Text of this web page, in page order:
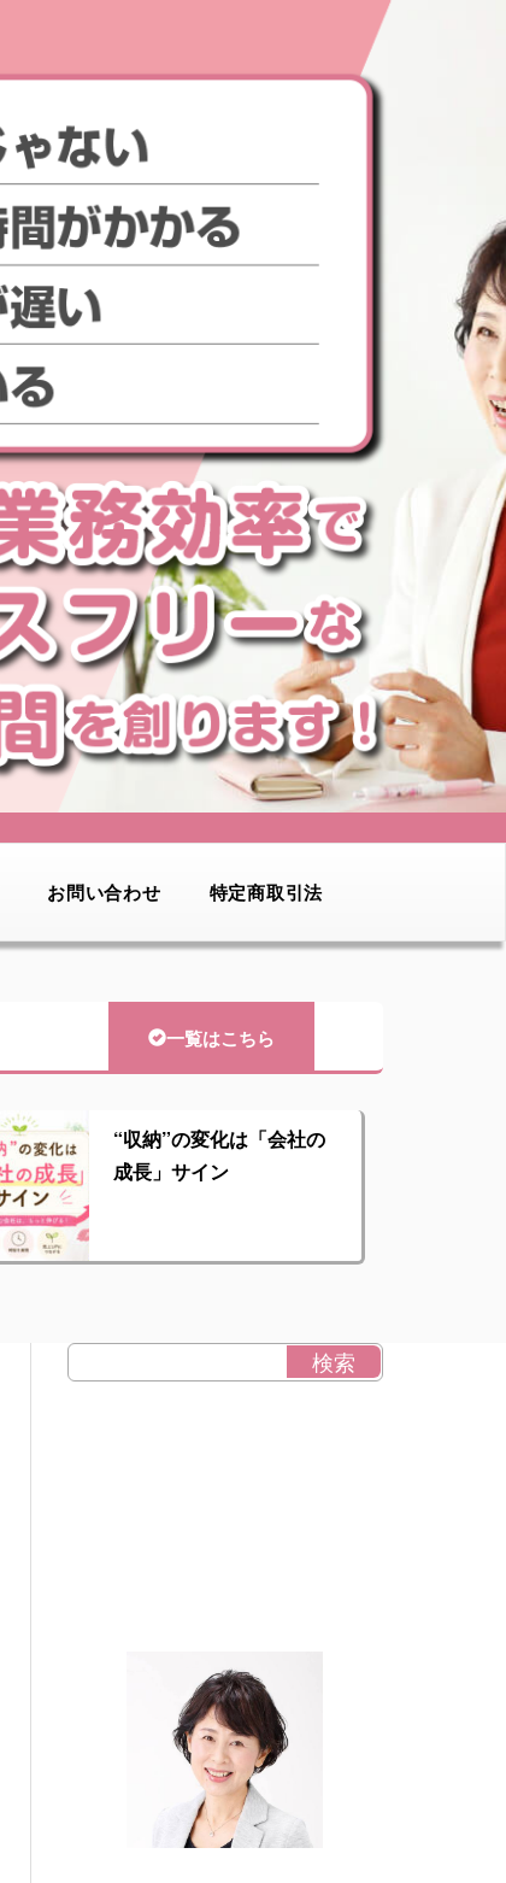
お問い合わせ 特定商取引法
一覧はこちら
“収納”の変化は「会社の
成長」サイン